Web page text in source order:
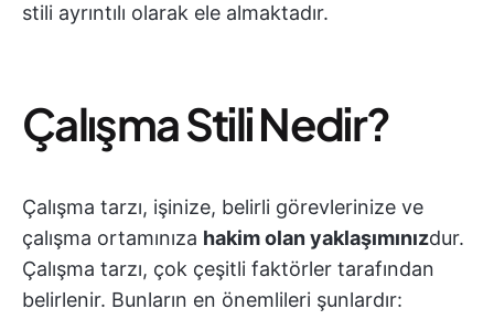
stili ayrıntılı olarak ele almaktadır.
Çalışma Stili Nedir?
Çalışma tarzı, işinize, belirli görevlerinize ve
çalışma ortamınıza hakim olan yaklaşımınızdur.
Çalışma tarzı, çok çeşitli faktörler tarafından
belirlenir. Bunların en önemlileri şunlardır: